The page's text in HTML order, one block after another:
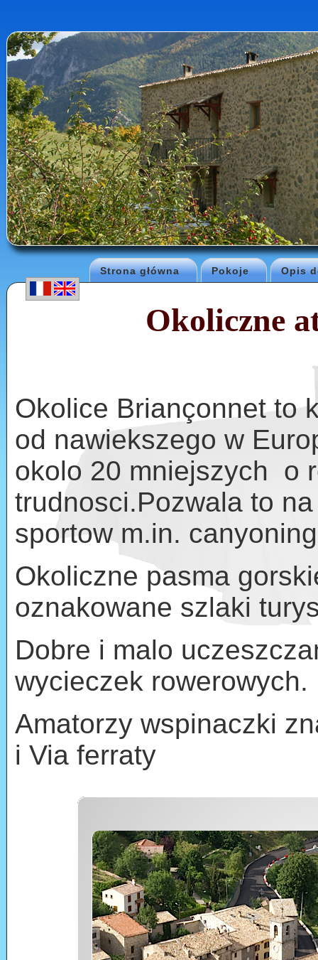
Strona główna Pokoje Opis
Okoliczne
Okolice Briançonnet to
od nawiekszego w
okolo 20 mniejszych o
trudnosci.Pozwala to
sportow m.in.
Okoliczne pasma
oznakowane szlaki
Dobre i malo
wycieczek rowerowych.
Amatorzy wspinaczki
i Via ferraty